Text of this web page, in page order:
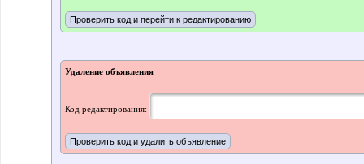
Удаление объявления
Код редактирования: